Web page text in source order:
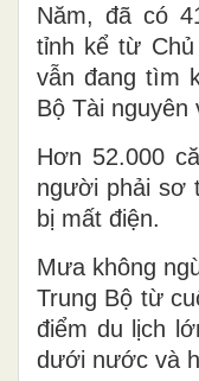
Năm, đã có
tỉnh kể từ
vẫn đang tìm
Bộ Tài
Hơn 52.000
người phải sơ
bị mất điện.
Mưa không
Trung Bộ từ
điểm du lịch
dưới nước và